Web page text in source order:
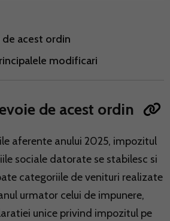
acest ordin
modificari
de acest ordin
aferente anului 2025, impozitul
sociale datorate se stabilesc si
categoriile de venituri realizate
urmator celui de impunere,
unice privind impozitul pe